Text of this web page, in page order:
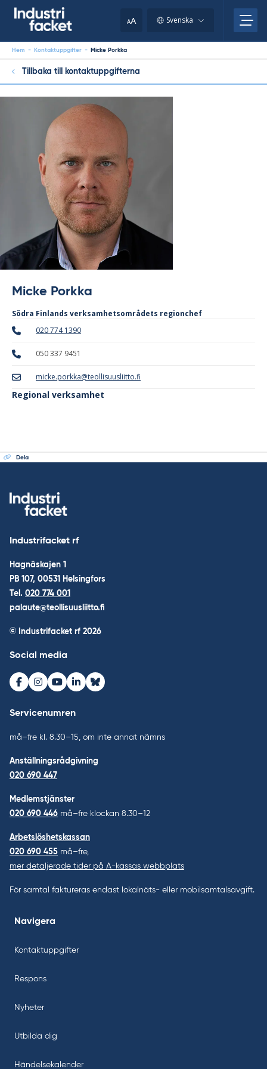
AA Svenska
Hem - Kontaktuppgifter - Micke Porkka
Tillbaka till kontaktuppgifterna
Micke Porkka
Södra Finlands verksamhetsområdets regionchef
020 774 1390
050 337 9451
micke.porkka@teollisuusliitto.fi
Regional verksamhet
Dela
Industrifacket rf
Hagnäskajen 1
PB 107, 00531 Helsingfors
Tel. 020 774 001
palaute@teollisuusliitto.fi
© Industrifacket rf 2026
Social media
Facebook
Instagram
Youtube
LinkedInBluesky
Servicenumren
må–fre kl. 8.30–15, om inte annat nämns
Anställningsrådgivning
020 690 447
Medlemstjänster
020 690 446 må–fre klockan 8.30–12
Arbetslöshetskassan
020 690 455 må–fre,
mer detaljerade tider på A-kassas webbplats
För samtal faktureras endast lokalnäts- eller mobilsamtalsavgift.
Navigera
Kontaktuppgifter
Respons
Nyheter
Utbilda dig
Händelsekalender